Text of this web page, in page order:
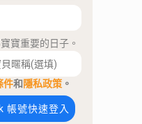
寶重要的日子。
件和隱私政策 。
帳號快速登入